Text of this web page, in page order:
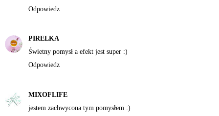
Odpowiedz
PIRELKA
Świetny pomysł a efekt jest super :)
Odpowiedz
MIXOFLIFE
jestem zachwycona tym pomysłem :)